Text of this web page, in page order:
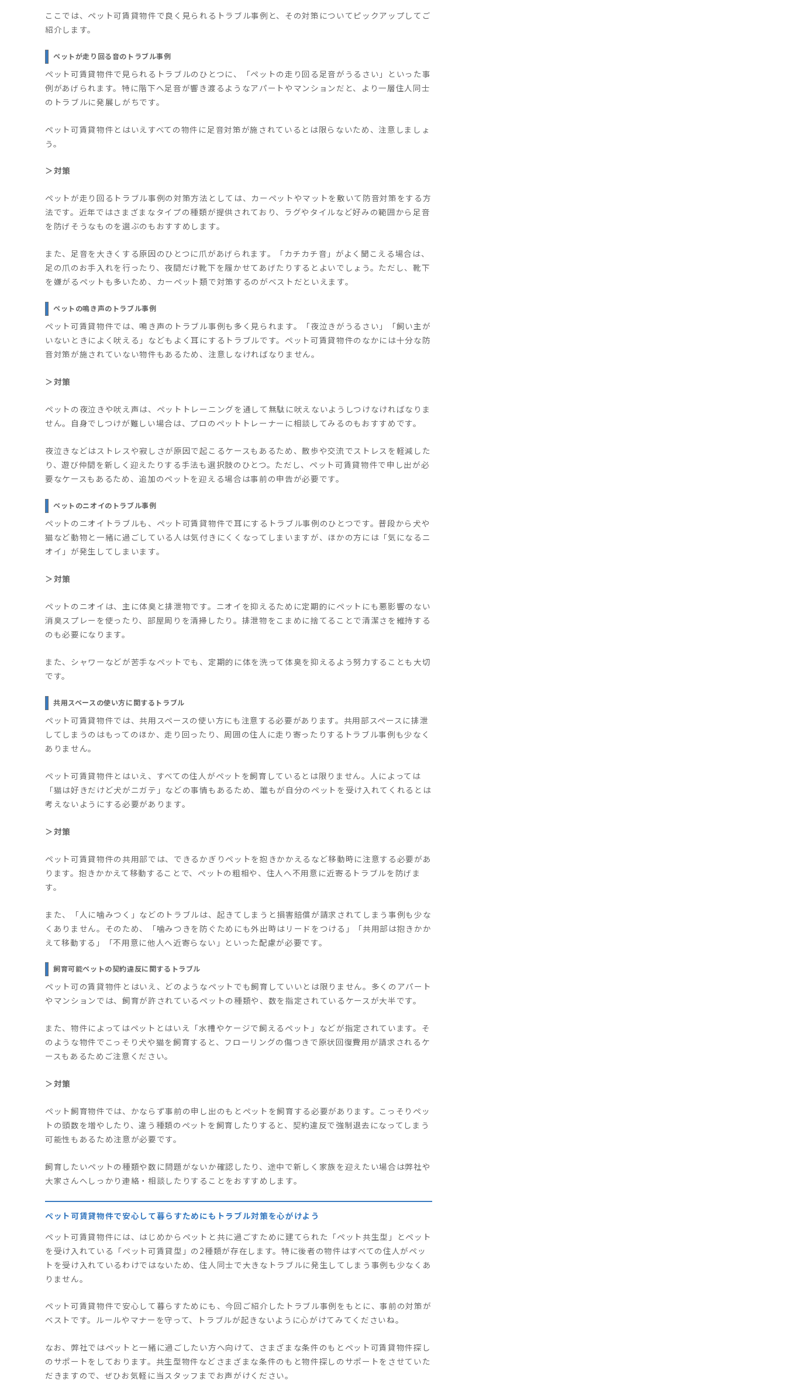
ここでは、ペット可賃貸物件で良く見られるトラブル事例と、その対策についてピックアップしてご
紹介します。
ペットが走り回る音のトラブル事例
ペット可賃貸物件で見られるトラブルのひとつに、「ペットの走り回る足音がうるさい」といった事
例があげられます。特に階下へ足音が響き渡るようなアパートやマンションだと、より一層住人同士
のトラブルに発展しがちです。
ペット可賃貸物件とはいえすべての物件に足音対策が施されているとは限らないため、注意しましょ
う。
＞対策
ペットが走り回るトラブル事例の対策方法としては、カーペットやマットを敷いて防音対策をする方
法です。近年ではさまざまなタイプの種類が提供されており、ラグやタイルなど好みの範囲から足音
を防げそうなものを選ぶのもおすすめします。
また、足音を大きくする原因のひとつに爪があげられます。「カチカチ音」がよく聞こえる場合は、
足の爪のお手入れを行ったり、夜間だけ靴下を履かせてあげたりするとよいでしょう。ただし、靴下
を嫌がるペットも多いため、カーペット類で対策するのがベストだといえます。
ペットの鳴き声のトラブル事例
ペット可賃貸物件では、鳴き声のトラブル事例も多く見られます。「夜泣きがうるさい」「飼い主が
いないときによく吠える」などもよく耳にするトラブルです。ペット可賃貸物件のなかには十分な防
音対策が施されていない物件もあるため、注意しなければなりません。
＞対策
ペットの夜泣きや吠え声は、ペットトレーニングを通して無駄に吠えないようしつけなければなりま
せん。自身でしつけが難しい場合は、プロのペットトレーナーに相談してみるのもおすすめです。
夜泣きなどはストレスや寂しさが原因で起こるケースもあるため、散歩や交流でストレスを軽減した
り、遊び仲間を新しく迎えたりする手法も選択肢のひとつ。ただし、ペット可賃貸物件で申し出が必
要なケースもあるため、追加のペットを迎える場合は事前の申告が必要です。
ペットのニオイのトラブル事例
ペットのニオイトラブルも、ペット可賃貸物件で耳にするトラブル事例のひとつです。普段から犬や
猫など動物と一緒に過ごしている人は気付きにくくなってしまいますが、ほかの方には「気になるニ
オイ」が発生してしまいます。
＞対策
ペットのニオイは、主に体臭と排泄物です。ニオイを抑えるために定期的にペットにも悪影響のない
消臭スプレーを使ったり、部屋周りを清掃したり。排泄物をこまめに捨てることで清潔さを維持する
のも必要になります。
また、シャワーなどが苦手なペットでも、定期的に体を洗って体臭を抑えるよう努力することも大切
です。
共用スペースの使い方に関するトラブル
ペット可賃貸物件では、共用スペースの使い方にも注意する必要があります。共用部スペースに排泄
してしまうのはもってのほか、走り回ったり、周囲の住人に走り寄ったりするトラブル事例も少なく
ありません。
ペット可賃貸物件とはいえ、すべての住人がペットを飼育しているとは限りません。人によっては
「猫は好きだけど犬がニガテ」などの事情もあるため、誰もが自分のペットを受け入れてくれるとは
考えないようにする必要があります。
＞対策
ペット可賃貸物件の共用部では、できるかぎりペットを抱きかかえるなど移動時に注意する必要があ
ります。抱きかかえて移動することで、ペットの粗相や、住人へ不用意に近寄るトラブルを防げま
す。
また、「人に噛みつく」などのトラブルは、起きてしまうと損害賠償が請求されてしまう事例も少な
くありません。そのため、「噛みつきを防ぐためにも外出時はリードをつける」「共用部は抱きかか
えて移動する」「不用意に他人へ近寄らない」といった配慮が必要です。
飼育可能ペットの契約違反に関するトラブル
ペット可の賃貸物件とはいえ、どのようなペットでも飼育していいとは限りません。多くのアパート
やマンションでは、飼育が許されているペットの種類や、数を指定されているケースが大半です。
また、物件によってはペットとはいえ「水槽やケージで飼えるペット」などが指定されています。そ
のような物件でこっそり犬や猫を飼育すると、フローリングの傷つきで原状回復費用が請求されるケ
ースもあるためご注意ください。
＞対策
ペット飼育物件では、かならず事前の申し出のもとペットを飼育する必要があります。こっそりペッ
トの頭数を増やしたり、違う種類のペットを飼育したりすると、契約違反で強制退去になってしまう
可能性もあるため注意が必要です。
飼育したいペットの種類や数に問題がないか確認したり、途中で新しく家族を迎えたい場合は弊社や
大家さんへしっかり連絡・相談したりすることをおすすめします。
ペット可賃貸物件で安心して暮らすためにもトラブル対策を心がけよう
ペット可賃貸物件には、はじめからペットと共に過ごすために建てられた「ペット共生型」とペット
を受け入れている「ペット可賃貸型」の2種類が存在します。特に後者の物件はすべての住人がペッ
トを受け入れているわけではないため、住人同士で大きなトラブルに発生してしまう事例も少なくあ
りません。
ペット可賃貸物件で安心して暮らすためにも、今回ご紹介したトラブル事例をもとに、事前の対策が
ベストです。ルールやマナーを守って、トラブルが起きないように心がけてみてくださいね。
なお、弊社ではペットと一緒に過ごしたい方へ向けて、さまざまな条件のもとペット可賃貸物件探し
のサポートをしております。共生型物件などさまざまな条件のもと物件探しのサポートをさせていた
だきますので、ぜひお気軽に当スタッフまでお声がけください。